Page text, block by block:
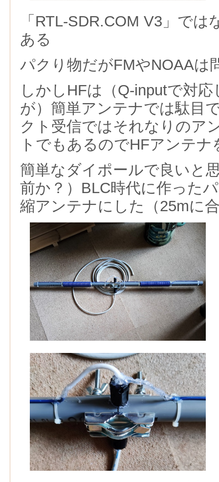
「RTL-SDR.COM V3」で
ある
パクり物だがFMやNOAAは
しかしHFは（Q-inputで対
が）簡単アンテナでは駄目
クト受信ではそれなりのア
トでもあるのでHFアンテナ
簡単なダイポールで良いと
前か？）BLC時代に作った
縮アンテナにした（25mに